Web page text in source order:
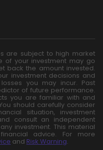
are subject to high market
of your investment may go
back the amount invested.
investment decisions and
you may incur. Past
of future performance.
you are familiar with and
should carefully consider
situation, investment
consult an independent
investment. This material
advice. For more
and Risk Warning.